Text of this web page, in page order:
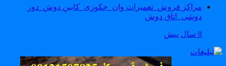
مراکز فروش_تعمیرات وان_جکوزی_کابین دوش_دور
دوشی_اتاق دوش